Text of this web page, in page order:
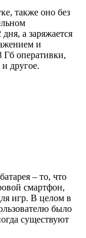
также оно без
а заряжается
и
оперативки,
другое.
– то, что
смартфон,
игр. В целом в
было
существуют